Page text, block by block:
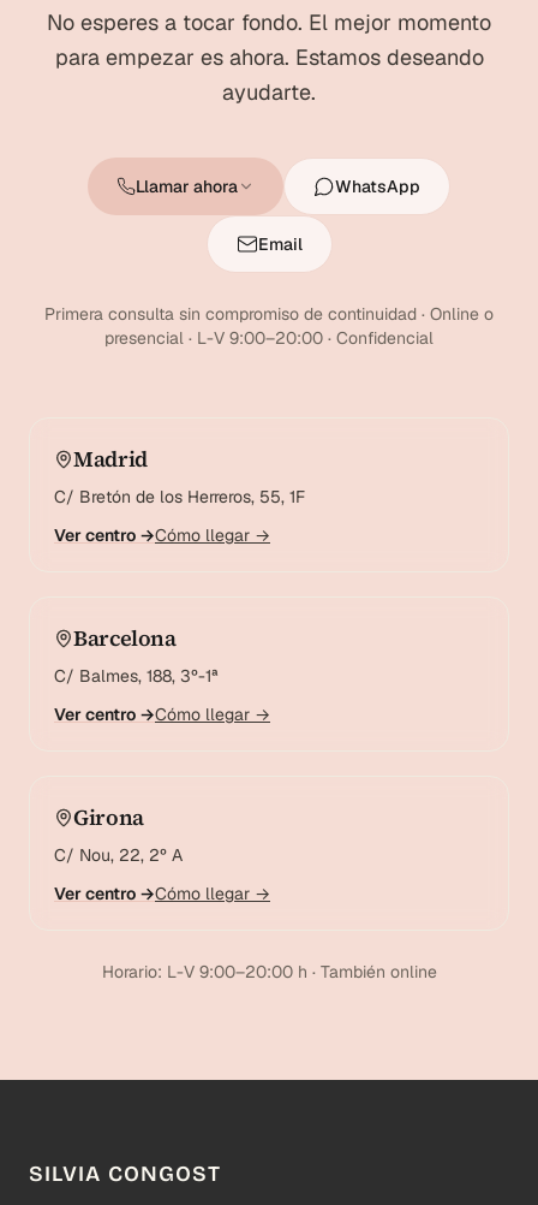
No esperes a tocar fondo. El mejor momento
para empezar es ahora. Estamos deseando
ayudarte.
Llamar ahora WhatsApp
Email
Primera consulta sin compromiso de continuidad · Online o
presencial · L-V 9:00–20:00 · Confidencial
Madrid
C/ Bretón de los Herreros, 55, 1F
Ver centro →Cómo llegar →
Barcelona
C/ Balmes, 188, 3º-1ª
Ver centro →Cómo llegar →
Girona
C/ Nou, 22, 2º A
Ver centro →Cómo llegar →
Horario: L-V 9:00–20:00 h · También online
SILVIA CONGOST